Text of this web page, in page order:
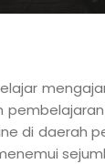
di daerah